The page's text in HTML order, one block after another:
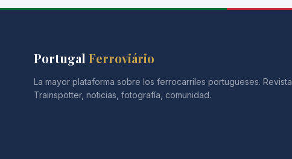
Portugal Ferroviário
La mayor plataforma sobre los ferrocarriles portugueses. Revista
Trainspotter, noticias, fotografía, comunidad.